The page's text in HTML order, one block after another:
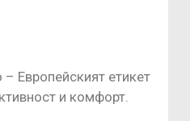
– Европейският етикет
и комфорт.